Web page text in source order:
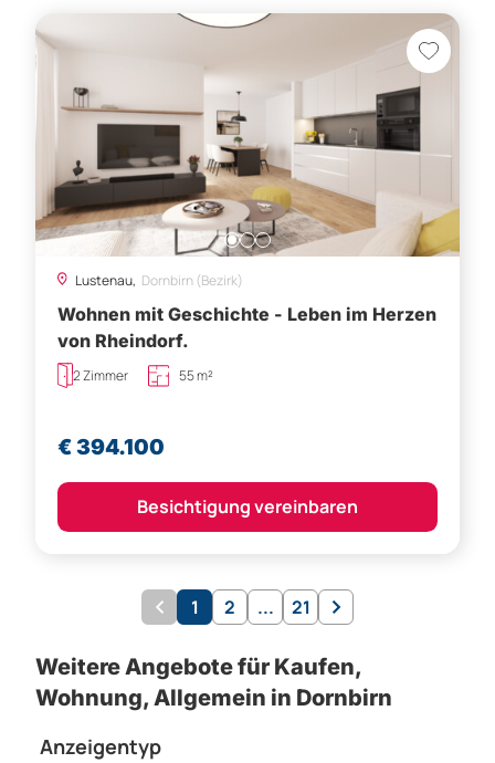
Lustenau, Dornbirn (Bezirk)
Wohnen mit Geschichte - Leben im Herzen
von Rheindorf.
2 Zimmer 55 m²
€ 394.100
Besichtigung vereinbaren
1 2 ... 21
Weitere Angebote für Kaufen,
Wohnung, Allgemein in Dornbirn
Anzeigentyp